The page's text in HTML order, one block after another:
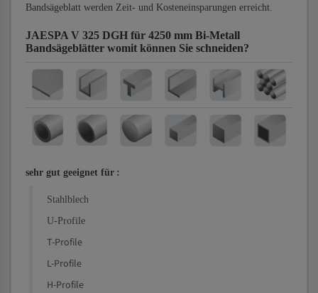
Bandsägeblatt werden Zeit- und Kosteneinsparungen erreicht.
JAESPA V 325 DGH für 4250 mm Bi-Metall
Bandsägeblätter womit können Sie schneiden?
sehr gut geeignet für :
Stahlblech
U-Profile
T-Profile
L-Profile
H-Profile